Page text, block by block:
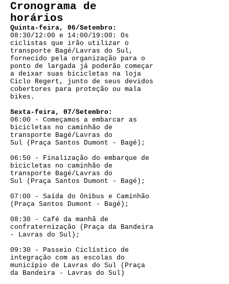
Cronograma de
horários
Quinta-feira, 06/Setembro:
08:30/12:00 e 14:00/19:00: Os
ciclistas que irão utilizar o
transporte Bagé/Lavras do Sul,
fornecido pela organização para o
ponto de largada já poderão começar
a deixar suas bicicletas na loja
Ciclo Regert, junto de seus devidos
cobertores para proteção ou mala
bikes.
Sexta-feira, 07/Setembro:
06:00 - Começamos a embarcar as
bicicletas no caminhão de
transporte Bagé/Lavras do
Sul (Praça Santos Dumont - Bagé);
06:50 - Finalização do embarque de
bicicletas no caminhão de
transporte Bagé/Lavras do
Sul (Praça Santos Dumont - Bagé);
07:00 - Saída do ônibus e Caminhão
(Praça Santos Dumont - Bagé);
08:30 - Café da manhã de
confraternização (Praça da Bandeira
- Lavras do Sul);
09:30 - Passeio Ciclístico de
integração com as escolas do
município de Lavras do Sul (Praça
da Bandeira - Lavras do Sul)